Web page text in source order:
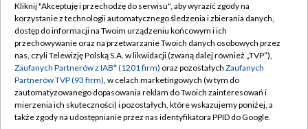
TVP
Abonament TVP
Emisja w TVP
Centrum informacji TVP
Naziemna Telewizja Cyfrowa
Regulamin TVP
Polityka prywatności
Moje zgody
Pomoc
Kliknij "Akceptuję i przechodzę do serwisu", aby wyrazić zgody na
korzystanie z technologii automatycznego śledzenia i zbierania danych,
dostęp do informacji na Twoim urządzeniu końcowym i ich
przechowywanie oraz na przetwarzanie Twoich danych osobowych przez
nas, czyli Telewizję Polską S.A. w likwidacji (zwaną dalej również „TVP”),
Zaufanych Partnerów z IAB* (1201 firm) oraz pozostałych Zaufanych
Partnerów TVP (93 firm), w celach marketingowych (w tym do
zautomatyzowanego dopasowania reklam do Twoich zainteresowań i
mierzenia ich skuteczności) i pozostałych, które wskazujemy poniżej, a
także zgody na udostępnianie przez nas identyfikatora PPID do Google.